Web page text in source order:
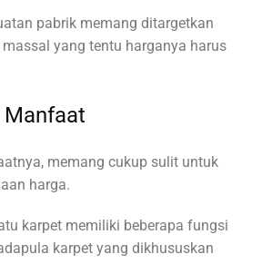
pabrik memang ditargetkan
yang tentu harganya harus
Manfaat
memang cukup sulit untuk
harga.
karpet memiliki beberapa fungsi
karpet yang dikhususkan